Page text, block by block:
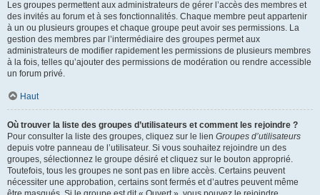
Les groupes permettent aux administrateurs de gérer l’accès des membres et
des invités au forum et à ses fonctionnalités. Chaque membre peut appartenir
à un ou plusieurs groupes et chaque groupe peut avoir ses permissions. La
gestion des membres par l’intermédiaire des groupes permet aux
administrateurs de modifier rapidement les permissions de plusieurs membres
à la fois, telles qu’ajouter des permissions de modération ou rendre accessible
un forum privé.
Haut
Où trouver la liste des groupes d’utilisateurs et comment les rejoindre ?
Pour consulter la liste des groupes, cliquez sur le lien Groupes d’utilisateurs
depuis votre panneau de l’utilisateur. Si vous souhaitez rejoindre un des
groupes, sélectionnez le groupe désiré et cliquez sur le bouton approprié.
Toutefois, tous les groupes ne sont pas en libre accès. Certains peuvent
nécessiter une approbation, certains sont fermés et d’autres peuvent même